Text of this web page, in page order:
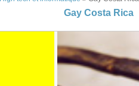
Gay Costa Rica